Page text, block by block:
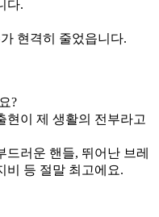
다.
현격히 줄었읍니다.
?
현이 제 생활의 전부라고
러운 핸들, 뛰어난 브레
비 등 절말 최고에요.